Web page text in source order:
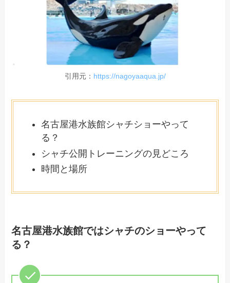
引用元： https://nagoyaaqua.jp/
名古屋港水族館シャチショーやって
る？
シャチ公開トレーニングの見どころ
時間と場所
名古屋港水族館ではシャチのショーやって
る？